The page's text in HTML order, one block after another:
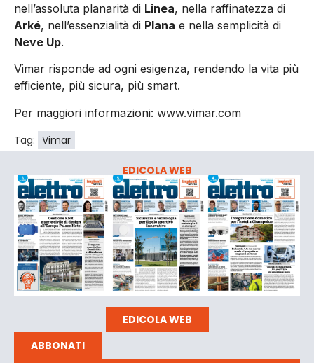
nell’assoluta planarità di Linea, nella raffinatezza di
Arké, nell’essenzialità di Plana e nella semplicità di
Neve Up.
Vimar risponde ad ogni esigenza, rendendo la vita più
efficiente, più sicura, più smart.
Per maggiori informazioni: www.vimar.com
Tag: Vimar
EDICOLA WEB
EDICOLA WEB
ABBONATI